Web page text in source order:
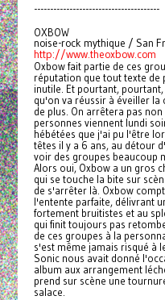
---------------------------------------
OXBOW
noise-rock mythique / San
http://www.theoxbow.com
Oxbow fait partie de ces
réputation que tout texte de
inutile. Et pourtant,
qu'on va réussir à éveiller
de plus. On arrêtera pas
personnes viennent lundi
hébétées que j'ai pu l'être
têtes il y a 6 ans, au détour
voir des groupes beaucoup
Alors oui, Oxbow a un gros
qui se touche la bite sur
de s'arrêter là. Oxbow
l'entente parfaite, délivrant
fortement bruitistes et au
qui finit toujours pas
de ces groupes à la
s'est même jamais risqué à
Sonic nous avait donné
album aux arrangement
prend sur scène une
salace.